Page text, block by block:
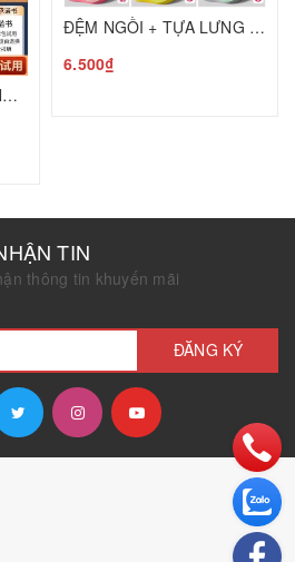
Set 2 SÁP THƠM HƯƠNG HOA MỘC T25050601
ĐỆM NGỒI + TỰA LƯNG CAO CẤP BẢO VỆ CỘT SỐNG C25050205
6.500₫
TIN
thông tin khuyến mãi
ĐĂNG KÝ